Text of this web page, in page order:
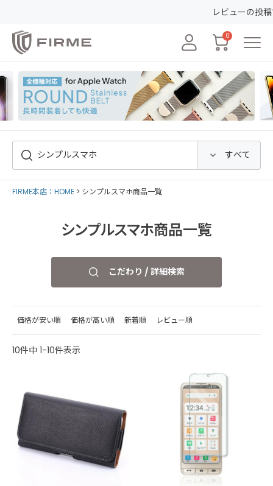
レビューの投稿で50ポ
0
FIRME本店：HOME シンプルスマホ商品一覧
シンプルスマホ商品一覧
こだわり / 詳細検索
価格が安い順 価格が高い順 新着順 レビュー順
10件中 1-10件表示